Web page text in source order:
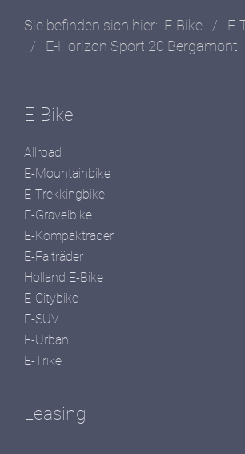
Sie befinden sich hier: E-Bike /
/
E-Horizon Sport 20 Bergamont
E-Bike
Allroad
E-Mountainbike
E-Trekkingbike
E-Gravelbike
E-Kompakträder
E-Falträder
Holland E-Bike
E-Citybike
E-SUV
E-Urban
E-Trike
Leasing